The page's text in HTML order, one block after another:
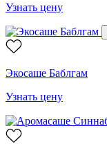
Узнать цену
Экосаше Баблгам
Узнать цену